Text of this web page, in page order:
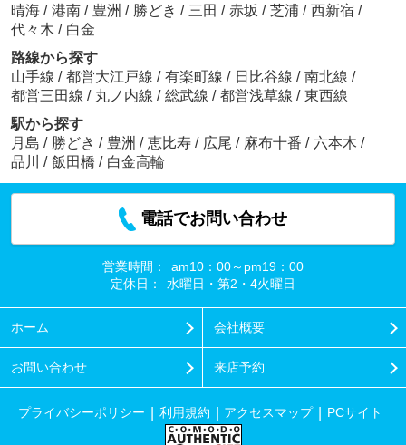
晴海 / 港南 / 豊洲 / 勝どき / 三田 / 赤坂 / 芝浦 / 西新宿 /
代々木 / 白金
路線から探す
山手線 / 都営大江戸線 / 有楽町線 / 日比谷線 / 南北線 /
都営三田線 / 丸ノ内線 / 総武線 / 都営浅草線 / 東西線
駅から探す
月島 / 勝どき / 豊洲 / 恵比寿 / 広尾 / 麻布十番 / 六本木 /
品川
/ 飯田橋 / 白金高輪
電話でお問い合わせ
営業時間：
am10：00～pm19：00
定休日：
水曜日・第2・4火曜日
ホーム 会社概要
お問い合わせ 来店予約
プライバシーポリシー 利用規約 アクセスマップ PCサイト